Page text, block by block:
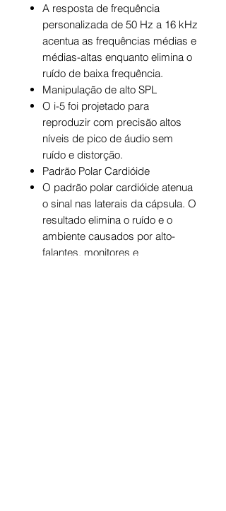
A resposta de frequência
personalizada de 50 Hz a 16 kHz
acentua as frequências médias e
médias-altas enquanto elimina o
ruído de baixa frequência.
Manipulação de alto SPL
O i-5 foi projetado para
reproduzir com precisão altos
níveis de pico de áudio sem
ruído e distorção.
Padrão Polar Cardióide
O padrão polar cardióide atenua
o sinal nas laterais da cápsula. O
resultado elimina o ruído e o
ambiente causados ​​por alto-
falantes, monitores e